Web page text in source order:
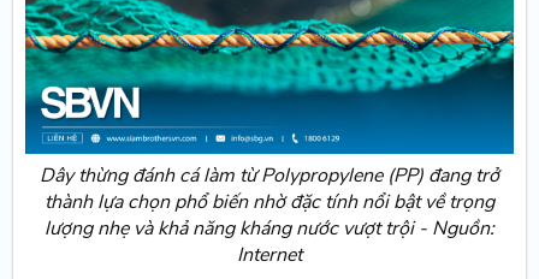
Dây thừng đánh cá làm từ Polypropylene (PP) đang trở
thành lựa chọn phổ biến nhờ đặc tính nổi bật về trọng
lượng nhẹ và khả năng kháng nước vượt trội - Nguồn:
Internet